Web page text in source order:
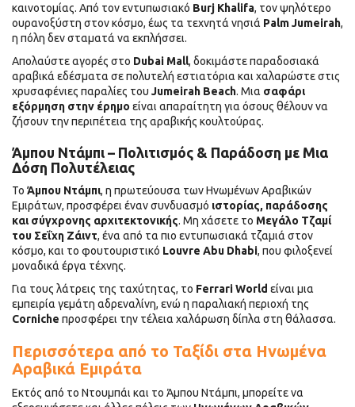
καινοτομίας. Από τον εντυπωσιακό Burj Khalifa, τον ψηλότερο
ουρανοξύστη στον κόσμο, έως τα τεχνητά νησιά Palm Jumeirah,
η πόλη δεν σταματά να εκπλήσσει.
Απολαύστε αγορές στο Dubai Mall, δοκιμάστε παραδοσιακά
αραβικά εδέσματα σε πολυτελή εστιατόρια και χαλαρώστε στις
χρυσαφένιες παραλίες του Jumeirah Beach. Μια σαφάρι
εξόρμηση στην έρημο είναι απαραίτητη για όσους θέλουν να
ζήσουν την περιπέτεια της αραβικής κουλτούρας.
Άμπου Ντάμπι – Πολιτισμός & Παράδοση με Μια
Δόση Πολυτέλειας
Το Άμπου Ντάμπι, η πρωτεύουσα των Ηνωμένων Αραβικών
Εμιράτων, προσφέρει έναν συνδυασμό ιστορίας, παράδοσης
και σύγχρονης αρχιτεκτονικής. Μη χάσετε το Μεγάλο Τζαμί
του Σεΐχη Ζάιντ, ένα από τα πιο εντυπωσιακά τζαμιά στον
κόσμο, και το φουτουριστικό Louvre Abu Dhabi, που φιλοξενεί
μοναδικά έργα τέχνης.
Για τους λάτρεις της ταχύτητας, το Ferrari World είναι μια
εμπειρία γεμάτη αδρεναλίνη, ενώ η παραλιακή περιοχή της
Corniche προσφέρει την τέλεια χαλάρωση δίπλα στη θάλασσα.
Περισσότερα από το Ταξίδι στα Ηνωμένα
Αραβικά Εμιράτα
Εκτός από το Ντουμπάι και το Άμπου Ντάμπι, μπορείτε να